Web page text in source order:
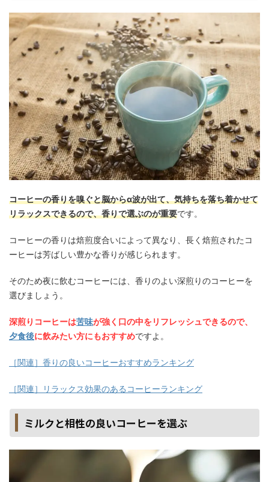
コーヒーの香りを嗅ぐと脳からα波が出て、気持ちを落ち着かせて
リラックスできるので、香りで選ぶのが重要です。
コーヒーの香りは焙煎度合いによって異なり、長く焙煎されたコ
ーヒーは芳ばしい豊かな香りが感じられます。
そのため夜に飲むコーヒーには、香りのよい深煎りのコーヒーを
選びましょう。
深煎りコーヒーは苦味が強く口の中をリフレッシュできるので、
夕食後に飲みたい方にもおすすめですよ。
［関連］香りの良いコーヒーおすすめランキング
［関連］リラックス効果のあるコーヒーランキング
ミルクと相性の良いコーヒーを選ぶ